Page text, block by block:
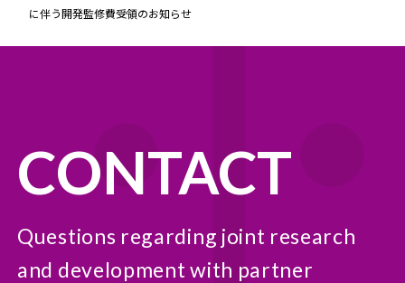
に伴う開発監修費受領のお知らせ
CONTACT
Questions regarding joint research
and development with partner